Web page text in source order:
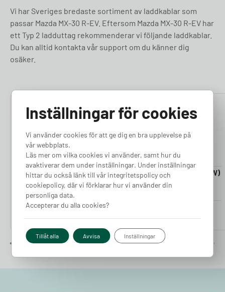
Vi har Sveriges bredaste sortiment av laddkablar som
passar Mazda MX-30 R-EV. Eftersom Mazda MX-30 R-EV har
ett Typ 2 ladduttag rekommenderar vi följande laddkablar.
Du kan alltid kontakta vår support om du känner dig
osäker.
4.76
Laddkabel 5-20m (11kW)
Finns i lager
Pris från
2 380kr
Laddkabel 5-20m (22kW)
Finns i lager
2 980kr
Inställningar för cookies
Vi använder cookies för att ge dig en bra upplevelse på
vår webbplats.
Läs mer om vilka cookies vi använder, samt hur du
avaktiverar dem under inställningar. Under inställningar
hittar du också länk till vår integritetspolicy och
cookiepolicy, där vi förklarar hur vi använder din
personliga data.
Accepterar du alla cookies?
Tillåt alla Avvisa Inställningar